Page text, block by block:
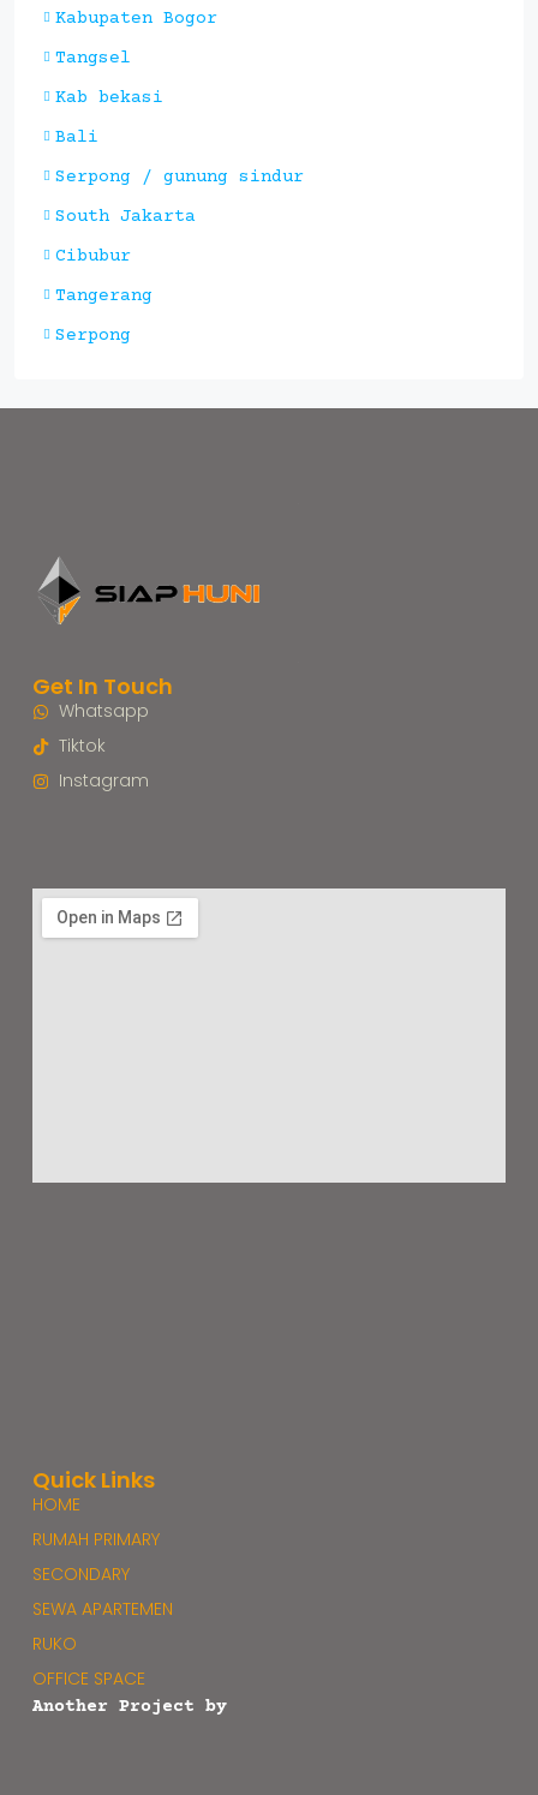
Kabupaten Bogor
Tangsel
Kab bekasi
Bali
Serpong / gunung sindur
South Jakarta
Cibubur
Tangerang
Serpong
Get In Touch
Whatsapp
Tiktok
Instagram
Quick Links
HOME
RUMAH PRIMARY
SECONDARY
SEWA APARTEMEN
RUKO
OFFICE SPACE
Another Project by